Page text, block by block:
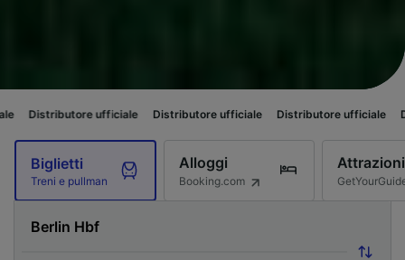
ufficiale Distributore ufficiale Distributore ufficiale Distributore
Biglietti
Treni e pullman
Alloggi
Booking.com
Attrazioni